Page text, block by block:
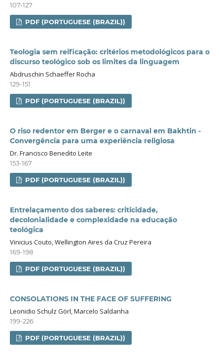
107-127
PDF (PORTUGUESE (BRAZIL))
Teologia sem reificação: critérios metodológicos para o
discurso teológico sob os limites da linguagem
Abdruschin Schaeffer Rocha
129-151
PDF (PORTUGUESE (BRAZIL))
O riso redentor em Berger e o carnaval em Bakhtin -
Convergência para uma experiência religiosa
Dr. Francisco Benedito Leite
153-167
PDF (PORTUGUESE (BRAZIL))
Entrelaçamento dos saberes: criticidade,
decolonialidade e complexidade na educação
teológica
Vinicius Couto, Wellington Aires da Cruz Pereira
169-198
PDF (PORTUGUESE (BRAZIL))
CONSOLATIONS IN THE FACE OF SUFFERING
Leonidio Schulz Görl, Marcelo Saldanha
199-226
PDF (PORTUGUESE (BRAZIL))